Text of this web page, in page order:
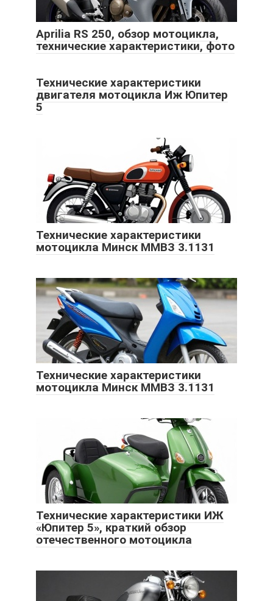
Aprilia RS 250, обзор мотоцикла,
технические характеристики, фото
Технические характеристики
двигателя мотоцикла Иж Юпитер
5
Технические характеристики
мотоцикла Минск ММВЗ 3.1131
Технические характеристики
мотоцикла Минск ММВЗ 3.1131
Технические характеристики ИЖ
«Юпитер 5», краткий обзор
отечественного мотоцикла